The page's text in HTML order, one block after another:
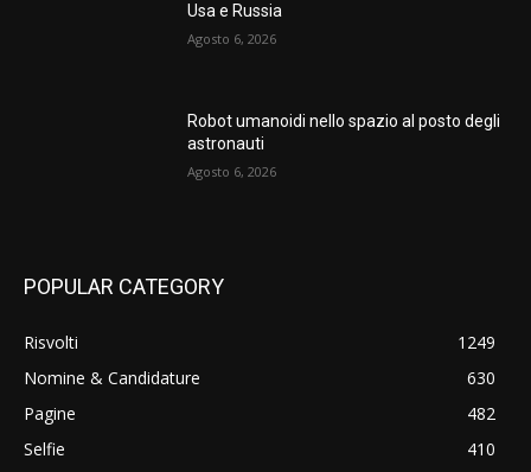
Usa e Russia
Agosto 6, 2026
Robot umanoidi nello spazio al posto degli
astronauti
Agosto 6, 2026
POPULAR CATEGORY
Risvolti
1249
Nomine & Candidature
630
Pagine
482
Selfie
410